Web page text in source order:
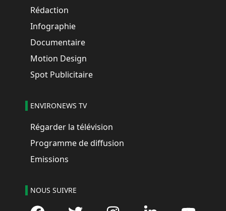
Rédaction
Infographie
Documentaire
Motion Design
Spot Publicitaire
ENVIRONEWS TV
Régarder la télévision
Programme de diffusion
Emissions
NOUS SUIVRE